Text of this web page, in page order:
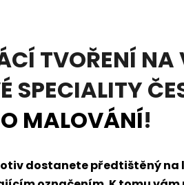
TVOŘENÍ NA
SPECIALITY
MALOVÁNÍ!
dostanete předtištěný